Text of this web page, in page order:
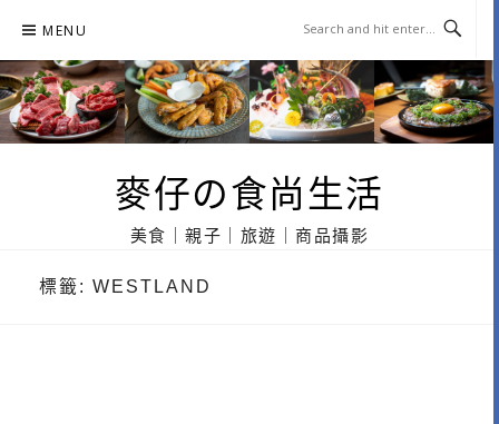
content
MENU
麥仔の食尚生活
美食｜親子｜旅遊｜商品攝影
標籤: WESTLAND